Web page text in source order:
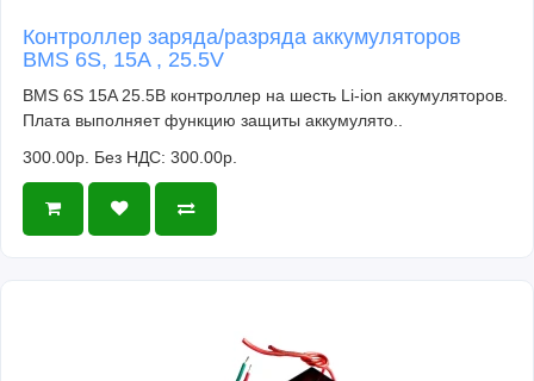
Контроллер заряда/разряда аккумуляторов
BMS 6S, 15A , 25.5V
BMS 6S 15A 25.5В контроллер на шесть Li-ion аккумуляторов.
Плата выполняет функцию защиты аккумулято..
300.00р. Без НДС: 300.00р.